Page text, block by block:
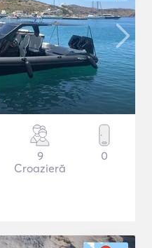
9
Croazieră
0